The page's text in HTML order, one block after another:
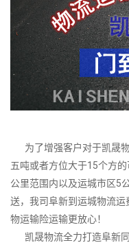
为了增强客户对于凯晟
五吨或者方位大于15个方
公里范围内以及运城市区5
送，我司阜新到运城物流
物运输险运输更放心！
凯晟物流全力打造阜新同